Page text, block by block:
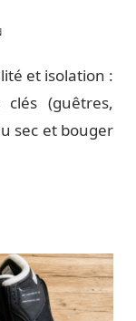
et isolation :
(guêtres,
sec et bouger